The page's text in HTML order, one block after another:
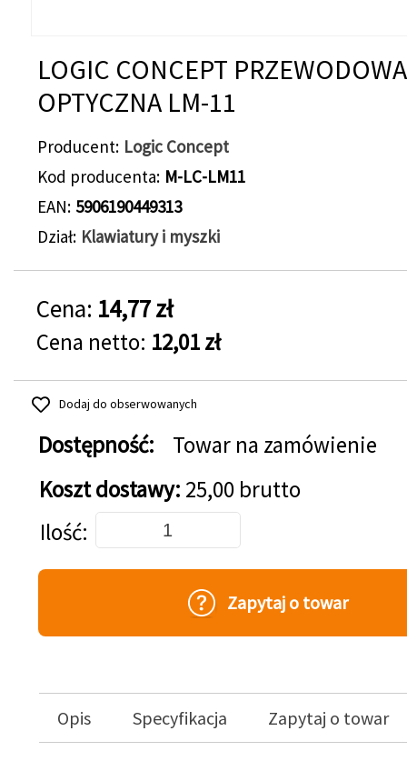
LOGIC CONCEPT
OPTYCZNA LM-11
Producent Logic Concept
Kod producenta M-LC-LM11
EAN 5906190449313
Dział Klawiatury i myszki
Cena: 14,77 zł
Cena netto: 12,01 zł
Dodaj do obserwowanych
Dostępność:
Towar na zamówienie
Koszt dostawy: 25,00 brutto
Dodaj do koszyka
Ilość
Zapytaj o towar
Opis Specyfikacja Zapytaj o towar